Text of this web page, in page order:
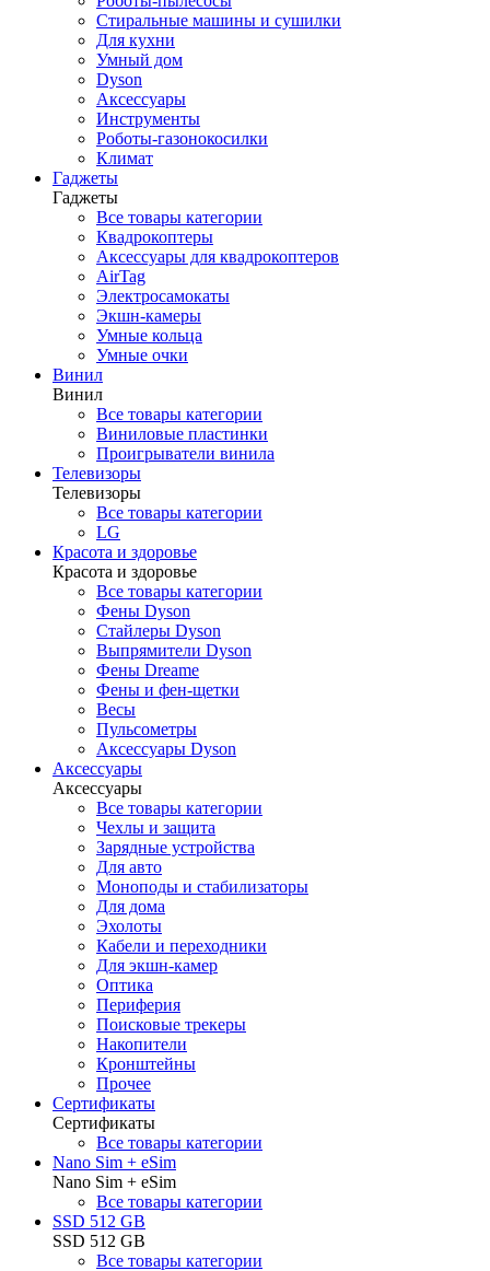
Стиральные машины и сушилки
Для кухни
Умный дом
Dyson
Аксессуары
Инструменты
Роботы-газонокосилки
Климат
Гаджеты
Гаджеты
Все товары категории
Квадрокоптеры
Аксессуары для квадрокоптеров
AirTag
Электросамокаты
Экшн-камеры
Умные кольца
Умные очки
Винил
Винил
Все товары категории
Виниловые пластинки
Проигрыватели винила
Телевизоры
Телевизоры
Все товары категории
LG
Красота и здоровье
Красота и здоровье
Все товары категории
Фены Dyson
Стайлеры Dyson
Выпрямители Dyson
Фены Dreame
Фены и фен-щетки
Весы
Пульсометры
Аксессуары Dyson
Аксессуары
Аксессуары
Все товары категории
Чехлы и защита
Зарядные устройства
Для авто
Моноподы и стабилизаторы
Для дома
Эхолоты
Кабели и переходники
Для экшн-камер
Оптика
Периферия
Поисковые трекеры
Накопители
Кронштейны
Прочее
Сертификаты
Сертификаты
Все товары категории
Nano Sim + eSim
Nano Sim + eSim
Все товары категории
SSD 512 GB
SSD 512 GB
Все товары категории